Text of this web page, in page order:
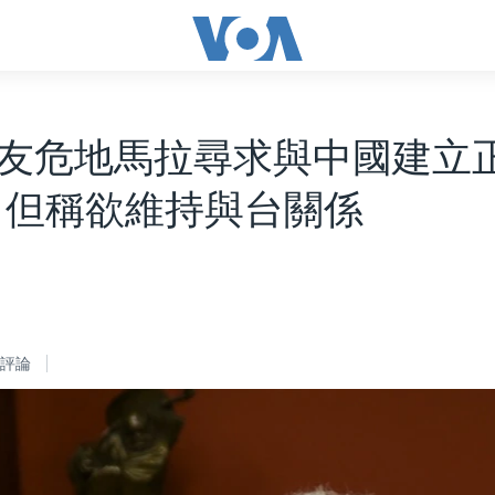
危地馬拉尋求與中國建立
稱欲維持與台關係
評論